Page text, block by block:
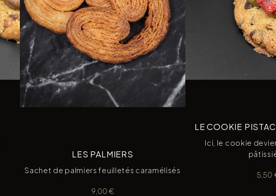
LES PALMIERS
Sachet de palmiers feuilletés caramélisés
9,00 €
LE COOKIE
Ici, le cookie
5,50